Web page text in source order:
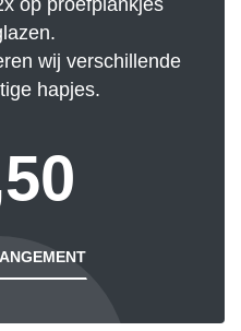
op proefplankjes
wij verschillende
hapjes.